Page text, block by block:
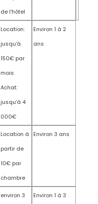
de l’hôtel
Location:
jusqu’à
150€ par
mois
Achat:
jusqu’à 4
000€
Environ 1 à 2
ans
Location à
partir de
10€ par
chambre
Environ 3 ans
environ 3
Environ 1 à 3